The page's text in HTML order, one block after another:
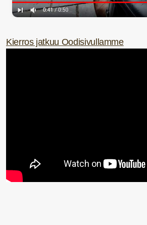
Kierros jatkuu Oodisivullamme